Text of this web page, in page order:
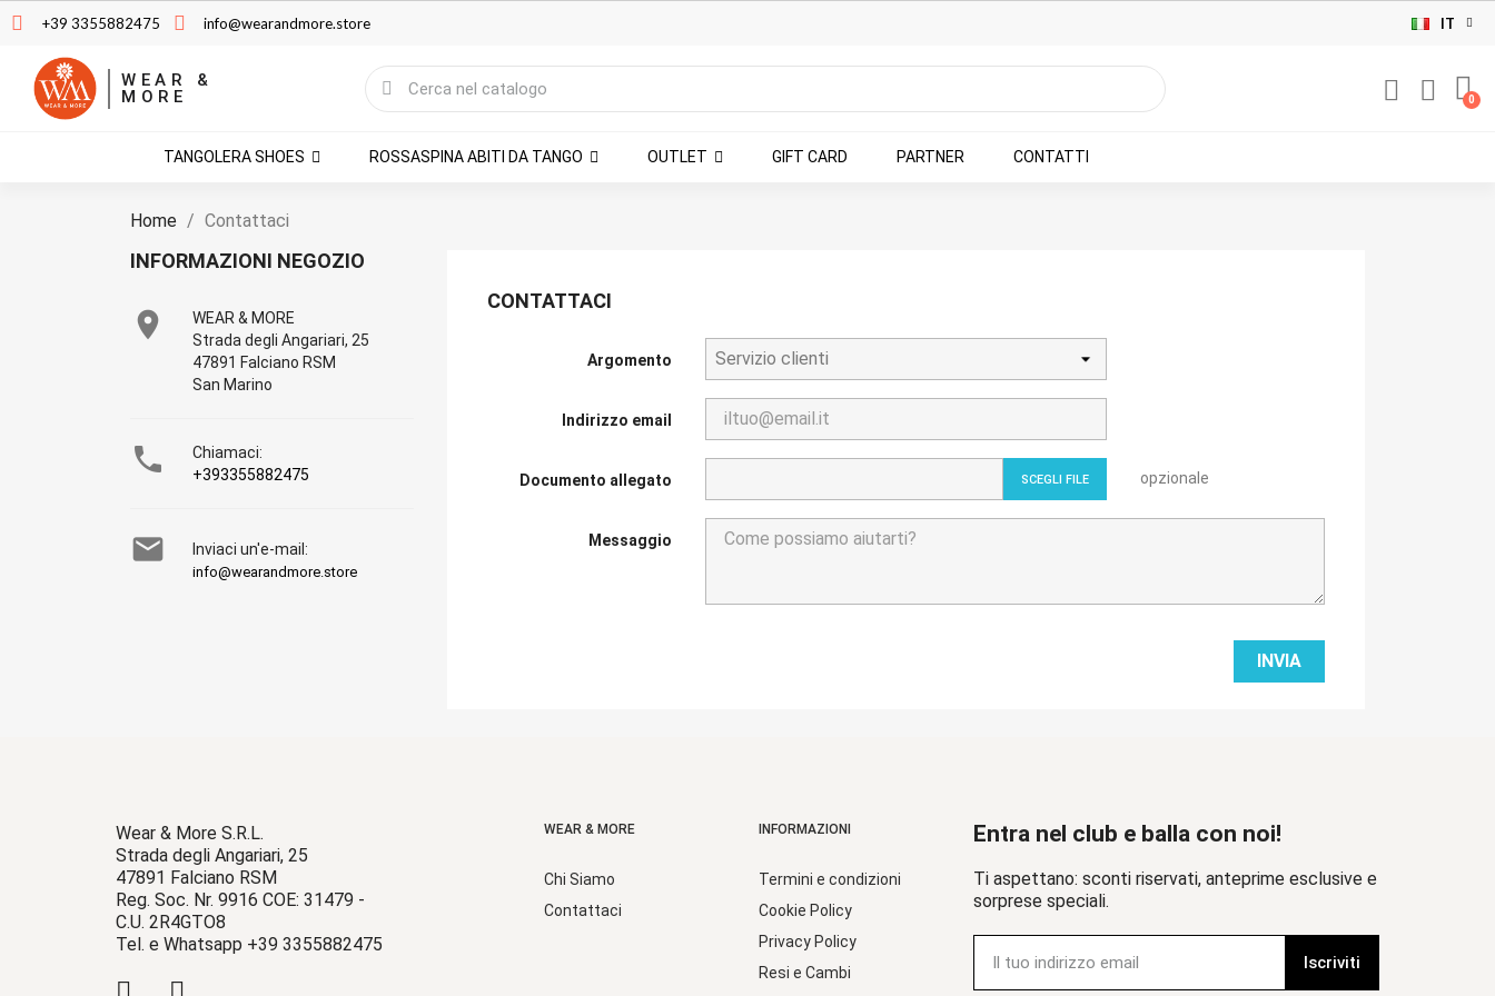
+39 3355882475 info@wearandmore.store IT
WEAR &
MORE
TANGOLERA SHOES ROSSASPINA ABITI DA TANGO OUTLET GIFT CARD PARTNER CONTATTI
Home Contattaci
INFORMAZIONI NEGOZIO

WEAR & MORE
Strada degli Angariari, 25
47891 Falciano RSM
San Marino

Chiamaci:
+393355882475
 Inviaci un'e-mail:
info@wearandmore.store
CONTATTACI
Argomento
Indirizzo email
Documento allegato SCEGLI FILE opzionale
Messaggio
Wear & More S.R.L.
Strada degli Angariari, 25
47891 Falciano RSM
Reg. Soc. Nr. 9916 COE: 31479 -
C.U. 2R4GTO8
Tel. e Whatsapp +39 3355882475
WEAR & MORE
Chi Siamo
Contattaci
INFORMAZIONI
Termini e condizioni
Cookie Policy
Privacy Policy
Resi e Cambi
Entra nel club e balla con noi!
Ti aspettano: sconti riservati, anteprime esclusive e
sorprese speciali.
Iscriviti